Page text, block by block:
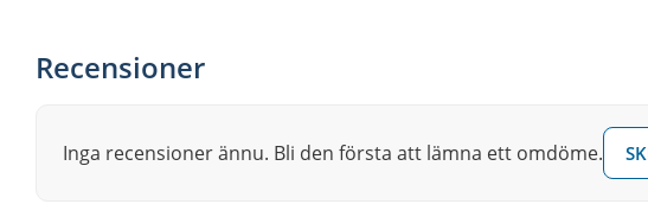
Recensioner
Inga recensioner ännu. Bli den första att lämna ett omdöme.